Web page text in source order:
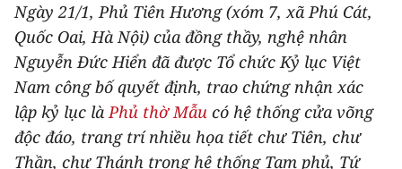
XÃ HỘI
PHÁP LUẬT
DU LỊCH
THẾ GIỚI
Ngày 21/1, Phủ Tiên Hương (xóm 7, xã Phú Cát,
Quốc Oai, Hà Nội) của đồng thầy, nghệ nhân
Nguyễn Đức Hiển đã được Tổ chức Kỷ lục Việt
Nam công bố quyết định, trao chứng nhận xác
lập kỷ lục làPhủ thờ Mẫu có hệ thống cửa võng
độc đáo, trang trí nhiều họa tiết chư Tiên, chư
Thần, chư Thánh trong hệ thống Tam phủ, Tứ